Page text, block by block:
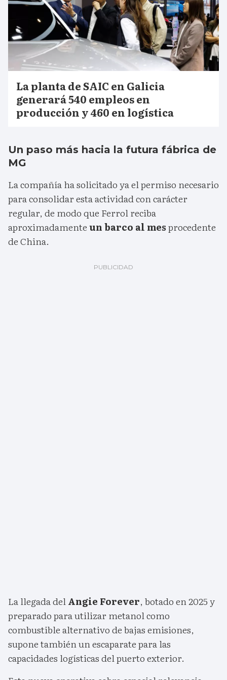
La planta de SAIC en Galicia
generará 540 empleos en
producción y 460 en logística
Un paso más hacia la futura fábrica de
MG
La compañía ha solicitado ya el permiso necesario
para consolidar esta actividad con carácter
regular, de modo que Ferrol reciba
aproximadamenteun barco al mesprocedente
de China.
La llegada delAngie Forever, botado en 2025 y
preparado para utilizar metanol como
combustible alternativo de bajas emisiones,
supone también un escaparate para las
capacidades logísticas del puerto exterior.